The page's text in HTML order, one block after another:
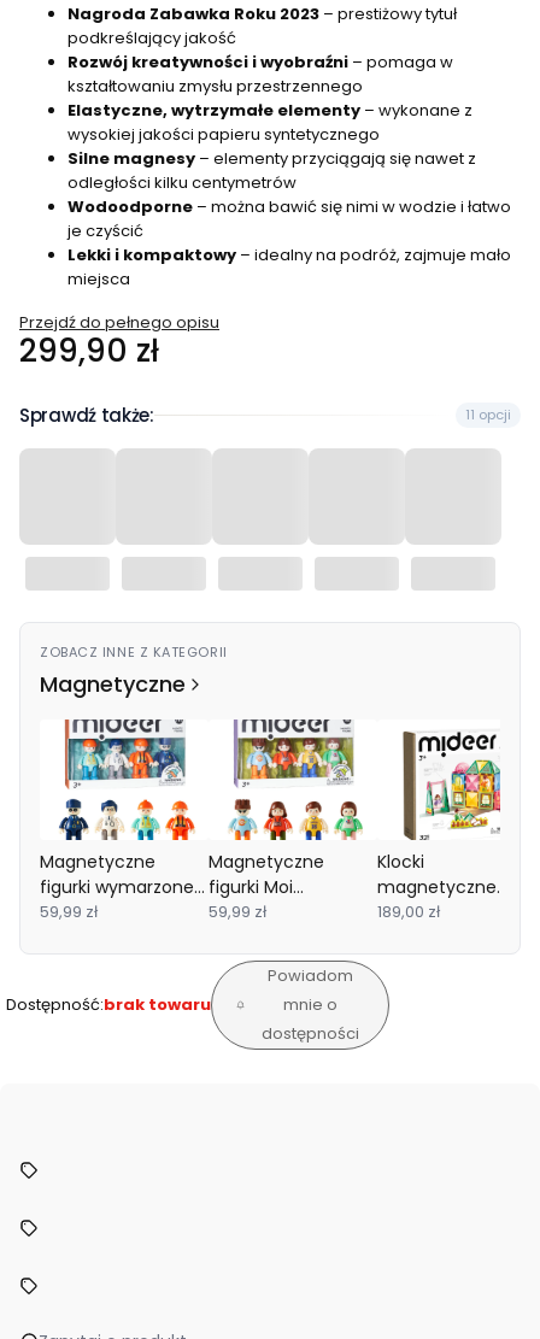
Nagroda Zabawka Roku 2023 – prestiżowy tytuł
podkreślający jakość
Rozwój kreatywności i wyobraźni – pomaga w
kształtowaniu zmysłu przestrzennego
Elastyczne, wytrzymałe elementy – wykonane z
wysokiej jakości papieru syntetycznego
Silne magnesy – elementy przyciągają się nawet z
odległości kilku centymetrów
Wodoodporne – można bawić się nimi w wodzie i łatwo
je czyścić
Lekki i kompaktowy – idealny na podróż, zajmuje mało
miejsca
Przejdź do pełnego opisu
Cena
299,90 zł
Sprawdź także: 11 opcji
ZOBACZ INNE Z KATEGORII
Magnetyczne
Magnetyczne
figurki wymarzone
zawody mideer
59,99 zł
Magnetyczne
figurki Moi
przyjaciele mideer
59,99 zł
Klocki
magnetyczne
Rodzina (32 el.)
189,00 zł
Dostępność:brak towaru
Powiadom
mnie o
dostępności